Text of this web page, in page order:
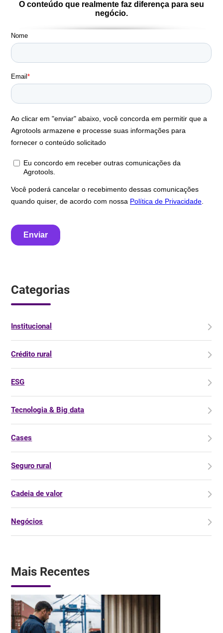
Categorias
Institucional
Crédito rural
ESG
Tecnologia & Big data
Cases
Seguro rural
Cadeia de valor
Negócios
Mais Recentes